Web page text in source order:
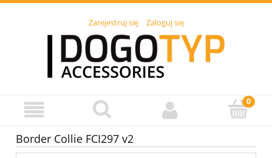
Zarejestruj się Zaloguj się
Border Collie FCI297 v2